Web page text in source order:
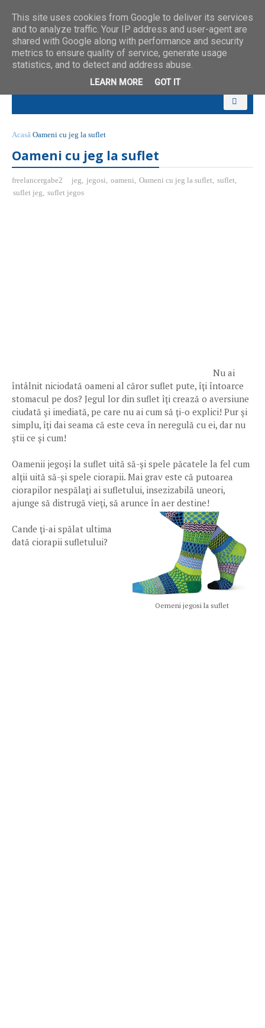
Acasă Oameni cu jeg la suflet
Oameni cu jeg la suflet
freelancergabe2 jeg, jegosi, oameni, Oameni cu jeg la suflet, suflet,
suflet jeg, suflet jegos
Nu ai
întâlnit niciodată oameni al căror suflet pute, îţi întoarce
stomacul pe dos? Jegul lor din suflet îţi crează o aversiune
ciudată şi imediată, pe care nu ai cum să ţi-o explici! Pur şi
simplu, îţi dai seama că este ceva în neregulă cu ei, dar nu
ştii ce şi cum!
Oamenii jegoşi la suflet uită să-şi spele păcatele la fel cum
alţii uită să-şi spele ciorapii. Mai grav este că putoarea
ciorapilor nespălaţi ai sufletului, insezizabilă uneori,
ajunge să distrugă vieţi, să arunce în aer destine!
Oemeni jegosi la suflet
Cande ţi-ai spălat ultima
dată ciorapii sufletului?
This site uses cookies from Google to deliver its services
and to analyze traffic. Your IP address and user-agent are
shared with Google along with performance and security
metrics to ensure quality of service, generate usage
statistics, and to detect and address abuse.
LEARN MORE GOT IT